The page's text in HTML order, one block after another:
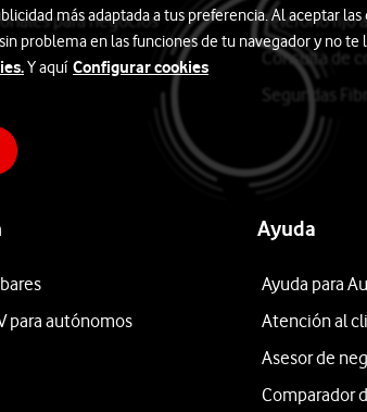
para negocios
Teléfono fijo
Consulta de
Segundas
para autónomos
Ayuda
Ayuda para
Atención al
Asesor de
Comparador
más adaptada a tus preferencia. Al aceptar
problema en las funciones de tu navegador y no te
Y aquí Configurar cookies